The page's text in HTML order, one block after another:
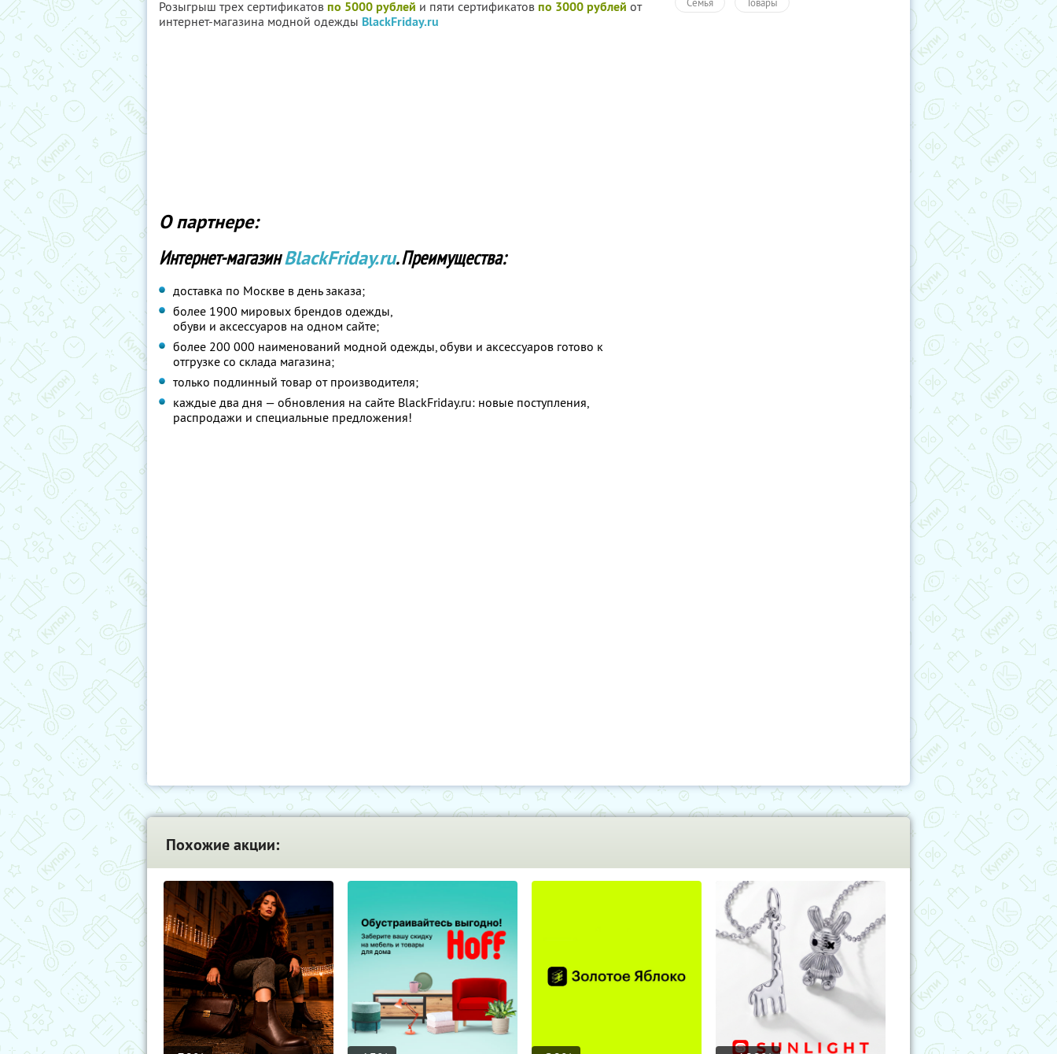
Розыгрыш трех сертификатов по 5000 рублей и пяти сертификатов по 3000 рублей от
интернет-магазина модной одежды BlackFriday.ru
О партнере:
Интернет-магазинBlackFriday.ru. Преимущества:
доставка по Москве в день заказа;
более 1900 мировых брендов одежды,
обуви и аксессуаров на одном сайте;
более 200 000 наименований модной одежды, обуви и аксессуаров готово к
отгрузке со склада магазина;
только подлинный товар от производителя;
каждые два дня — обновления на сайте BlackFriday.ru: новые поступления,
распродажи и специальные предложения!
Семья Товары
Похожие акции: